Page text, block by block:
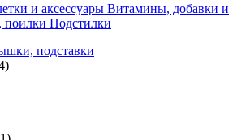
и аксессуары Витамины, добавки и
Подстилки
подставки